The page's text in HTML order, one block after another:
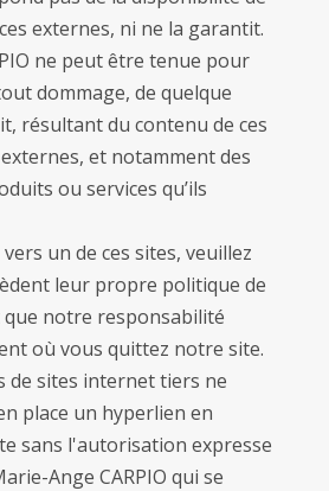
externes, ni ne la garantit.
ne peut être tenue pour
dommage, de quelque
résultant du contenu de ces
et notamment des
ou services qu’ils
un de ces sites, veuillez
leur propre politique de
notre responsabilité
où vous quittez notre site.
de sites internet tiers ne
place un hyperlien en
sans l'autorisation expresse
Ange CARPIO qui se